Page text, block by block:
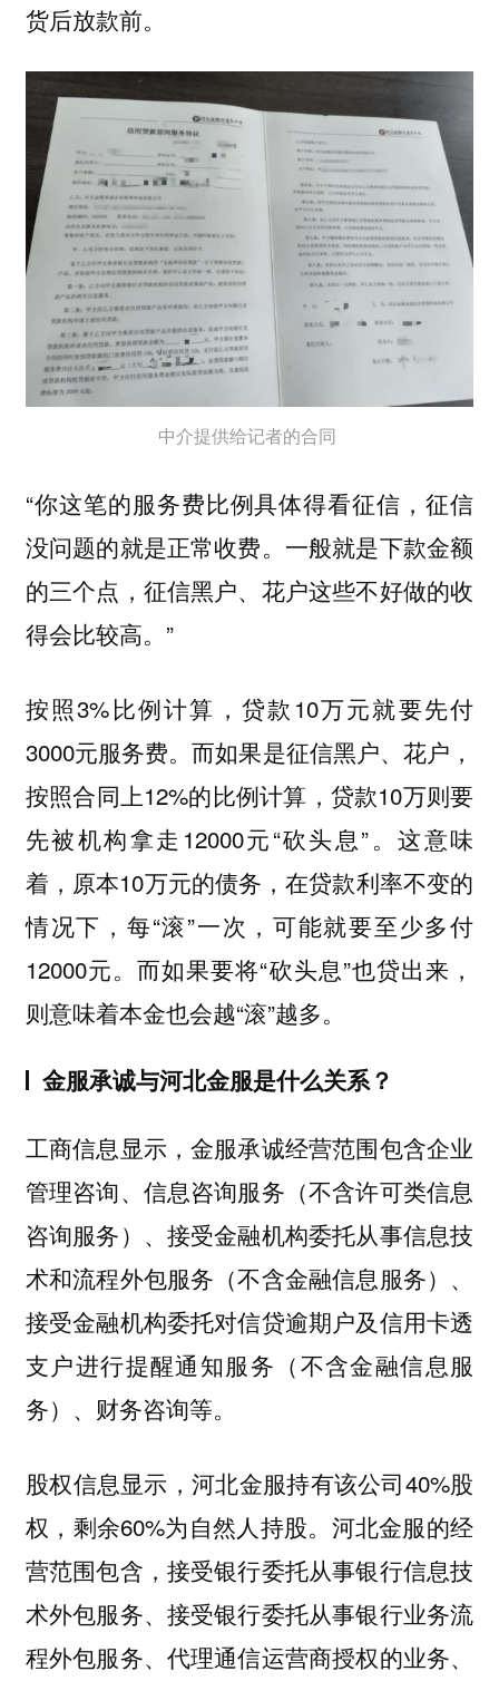
货后放款前。
中介提供给记者的合同
“你这笔的服务费比例具体得看征信，征信
没问题的就是正常收费。一般就是下款金额
的三个点，征信黑户、花户这些不好做的收
得会比较高。”
按照3%比例计算，贷款10万元就要先付
3000元服务费。而如果是征信黑户、花户，
按照合同上12%的比例计算，贷款10万则要
先被机构拿走12000元“砍头息”。这意味
着，原本10万元的债务，在贷款利率不变的
情况下，每“滚”一次，可能就要至少多付
12000元。而如果要将“砍头息”也贷出来，
则意味着本金也会越“滚”越多。
金服承诚与河北金服是什么关系？
工商信息显示，金服承诚经营范围包含企业
管理咨询、信息咨询服务（不含许可类信息
咨询服务）、接受金融机构委托从事信息技
术和流程外包服务（不含金融信息服务）、
接受金融机构委托对信贷逾期户及信用卡透
支户进行提醒通知服务（不含金融信息服
务）、财务咨询等。
股权信息显示，河北金服持有该公司40%股
权，剩余60%为自然人持股。河北金服的经
营范围包含，接受银行委托从事银行信息技
术外包服务、接受银行委托从事银行业务流
程外包服务、代理通信运营商授权的业务、